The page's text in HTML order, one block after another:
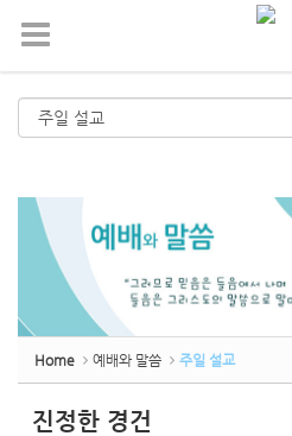
메뉴 건너
Home 예배와 말씀 주일 설교
진정한 경건